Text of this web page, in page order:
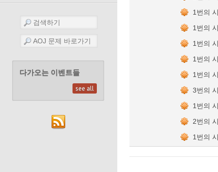
다가오는 이벤트들
see all
1번의
1번의
1번의
1번의
1번의
3번의
1번의
2번의
1번의